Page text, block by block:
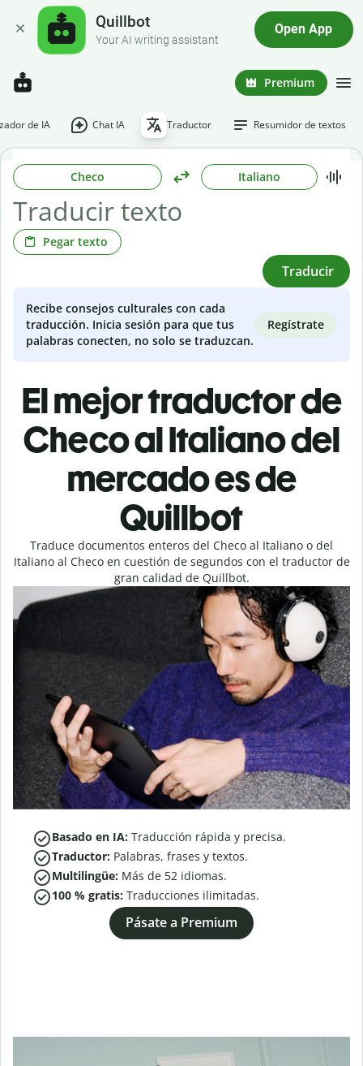
Quillbot
Your AI writing assistant
Open App
Premium
de IA Chat IA Traductor Resumidor de textos
Checo Italiano
Pegar texto
Traducir
Recibe consejos culturales con cada
traducción. Inicia sesión para que tus
palabras conecten, no solo se traduzcan.
Regístrate
El mejor traductor de
Checo al Italiano del
mercado es de
Quillbot
Traduce documentos enteros del Checo al Italiano o del
Italiano al Checo en cuestión de segundos con el traductor de
gran calidad de Quillbot.
Basado en IA: Traducción rápida y precisa.
Traductor: Palabras, frases y textos.
Multilingüe: Más de 52 idiomas.
100 % gratis: Traducciones ilimitadas.
Pásate a Premium